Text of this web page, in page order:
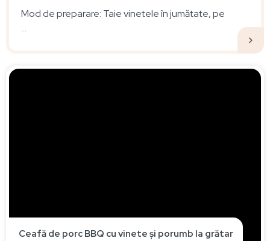
Mod de preparare: Taie vinetele în jumătate, pe
...
Ceafă de porc BBQ cu vinete și porumb la grătar